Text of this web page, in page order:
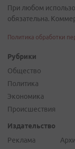
При любом
обязательна.
Политика обработки
Рубрики
Общество
Политика
Экономика
Происшествия
Издательство
Реклама